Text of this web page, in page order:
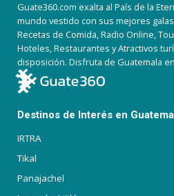
Guate360.com exalta al País de la
mundo vestido con sus mejores
Recetas de Comida, Radio Online,
Hoteles, Restaurantes y Atractivos
disposición. Disfruta de Guatemala
Destinos de Interés en
IRTRA
Tikal
Panajachel